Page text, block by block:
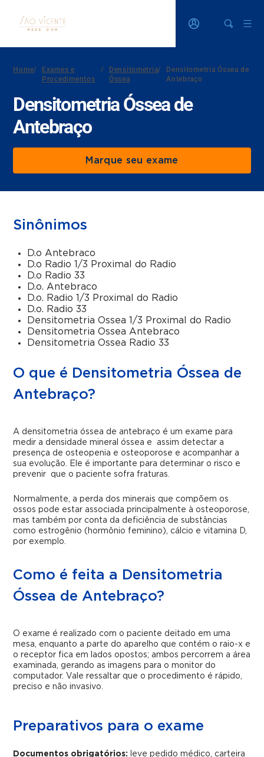
Home/
Exames e
Procedimentos
/
Densitometria
Óssea
/
Densitometria Óssea de
Antebraço
Densitometria Óssea de
Antebraço
Marque seu exame
Sinônimos
D.o Antebraco
D.o Radio 1/3 Proximal do Radio
D.o Radio 33
D.o. Antebraco
D.o. Radio 1/3 Proximal do Radio
D.o. Radio 33
Densitometria Ossea 1/3 Proximal do Radio
Densitometria Ossea Antebraco
Densitometria Ossea Radio 33
O que é Densitometria Óssea de
Antebraço?
A densitometria óssea de antebraço é um exame para
medir a densidade mineral óssea e assim detectar a
presença de osteopenia e osteoporose e acompanhar a
sua evolução. Ele é importante para determinar o risco e
prevenir que o paciente sofra fraturas.
Normalmente, a perda dos minerais que compõem os
ossos pode estar associada principalmente à osteoporose,
mas também por conta da deficiência de substâncias
como estrogênio (hormônio feminino), cálcio e vitamina D,
por exemplo.
Como é feita a Densitometria
Óssea de Antebraço?
O exame é realizado com o paciente deitado em uma
mesa, enquanto a parte do aparelho que contém o raio-x e
o receptor fica em lados opostos; ambos percorrem a área
examinada, gerando as imagens para o monitor do
computador. Vale ressaltar que o procedimento é rápido,
preciso e não invasivo.
Preparativos para o exame
Documentos obrigatórios:
leve pedido médico, carteira